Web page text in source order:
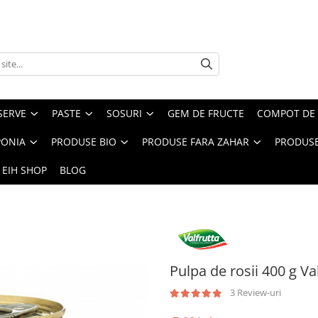
PASTE SOSURI GEM DE FRUCTE COMPOT DE
PRODUSE BIO PRODUSE FARA ZAHAR
SHOP BLOG
Pulpa de rosii 400 g
3 Review-uri